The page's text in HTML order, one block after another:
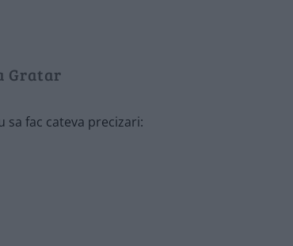
Gratar
sa fac cateva precizari: